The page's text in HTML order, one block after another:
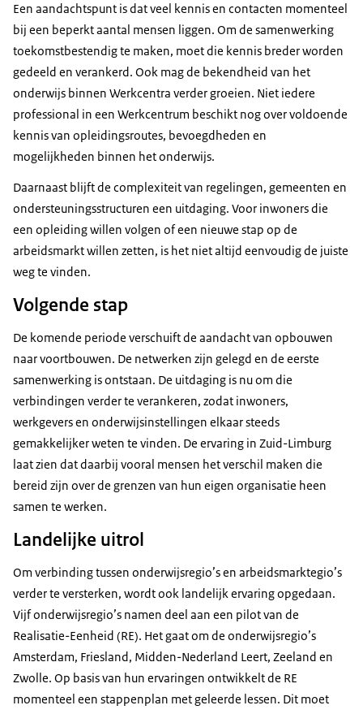
Een aandachtspunt is dat veel kennis en contacten momenteel
bij een beperkt aantal mensen liggen. Om de samenwerking
toekomstbestendig te maken, moet die kennis breder worden
gedeeld en verankerd. Ook mag de bekendheid van het
onderwijs binnen Werkcentra verder groeien. Niet iedere
professional in een Werkcentrum beschikt nog over voldoende
kennis van opleidingsroutes, bevoegdheden en
mogelijkheden binnen het onderwijs.
Daarnaast blijft de complexiteit van regelingen, gemeenten en
ondersteuningsstructuren een uitdaging. Voor inwoners die
een opleiding willen volgen of een nieuwe stap op de
arbeidsmarkt willen zetten, is het niet altijd eenvoudig de juiste
weg te vinden.
Volgende stap
De komende periode verschuift de aandacht van opbouwen
naar voortbouwen. De netwerken zijn gelegd en de eerste
samenwerking is ontstaan. De uitdaging is nu om die
verbindingen verder te verankeren, zodat inwoners,
werkgevers en onderwijsinstellingen elkaar steeds
gemakkelijker weten te vinden. De ervaring in Zuid-Limburg
laat zien dat daarbij vooral mensen het verschil maken die
bereid zijn over de grenzen van hun eigen organisatie heen
samen te werken.
Landelijke uitrol
Om verbinding tussen onderwijsregio’s en arbeidsmarktegio’s
verder te versterken, wordt ook landelijk ervaring opgedaan.
Vijf onderwijsregio’s namen deel aan een pilot van de
Realisatie-Eenheid (RE). Het gaat om de onderwijsregio’s
Amsterdam, Friesland, Midden-Nederland Leert, Zeeland en
Zwolle. Op basis van hun ervaringen ontwikkelt de RE
momenteel een stappenplan met geleerde lessen. Dit moet